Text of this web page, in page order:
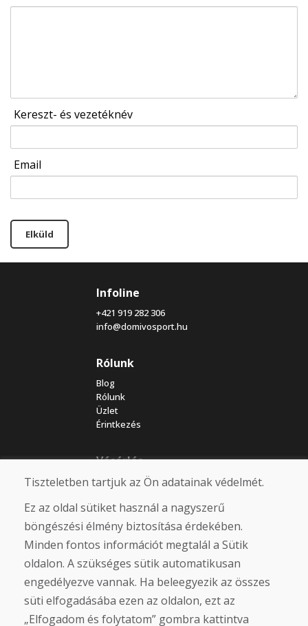
Kereszt- és vezetéknév
Email
Elküld
Infoline
+421 919 282 306
info@domivosport.hu
Rólunk
Blog
Rólunk
Üzlet
Érintkezés
Vásárlás
Eshop
Szállítás
Fizetés
Panasz
Áruk visszaküldése és cseréje
Adatvédelmi irányelvek
Cookies
Közösségi hálózatok
Tiszteletben tartjuk az Ön adatainak védelmét.
Ez az oldal sütiket használ a nagyszerű
böngészési élmény biztosítása érdekében.
Minden fontos információt megtalál a Sütik
oldalon. A szükséges sütik automatikusan
engedélyezve vannak. Ha beleegyezik az összes
süti elfogadásába ezen az oldalon, ezt az
„Elfogadom és folytatom” gombra kattintva